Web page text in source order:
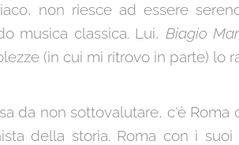
non riesce ad essere
musica classica. Lui, Biagio
(in cui mi ritrovo in parte) lo
da non sottovalutare, c'è Roma
della storia. Roma con i